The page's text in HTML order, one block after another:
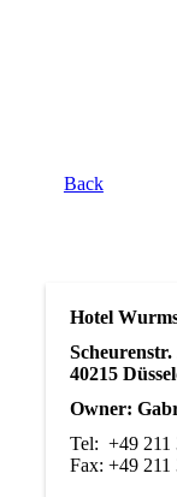
Back
Hotel
Scheurenstr.
40215
Owner:
Tel: +49 211
Fax: +49 211